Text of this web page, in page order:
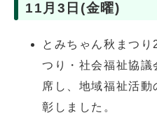
11月3日(金曜)
とみちゃん秋まつ
つり・社会福祉協議
席し、地域福祉活
彰しました。